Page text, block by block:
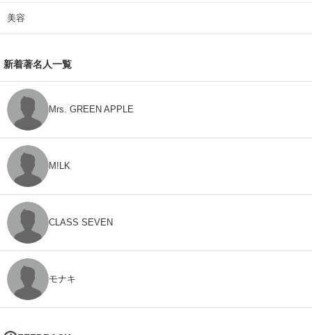
美容
新着著名人一覧
Mrs. GREEN APPLE
M!LK
CLASS SEVEN
モナキ